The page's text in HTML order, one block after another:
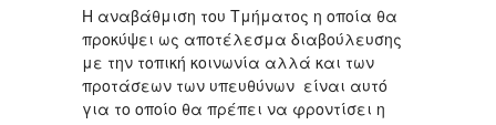
Η αναβάθμιση του Τμήματος η οποία θα
προκύψει ως αποτέλεσμα διαβούλευσης
με την τοπική κοινωνία αλλά και των
προτάσεων των υπευθύνων είναι αυτό
για το οποίο θα πρέπει να φροντίσει η